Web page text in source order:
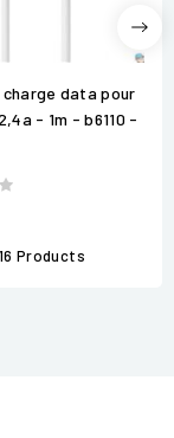
charge data pour
- 1m - b6110 -
16 Products